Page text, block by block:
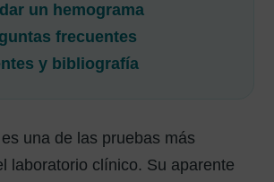
un hemograma
frecuentes
y bibliografía
una de las pruebas más
laboratorio clínico. Su aparente